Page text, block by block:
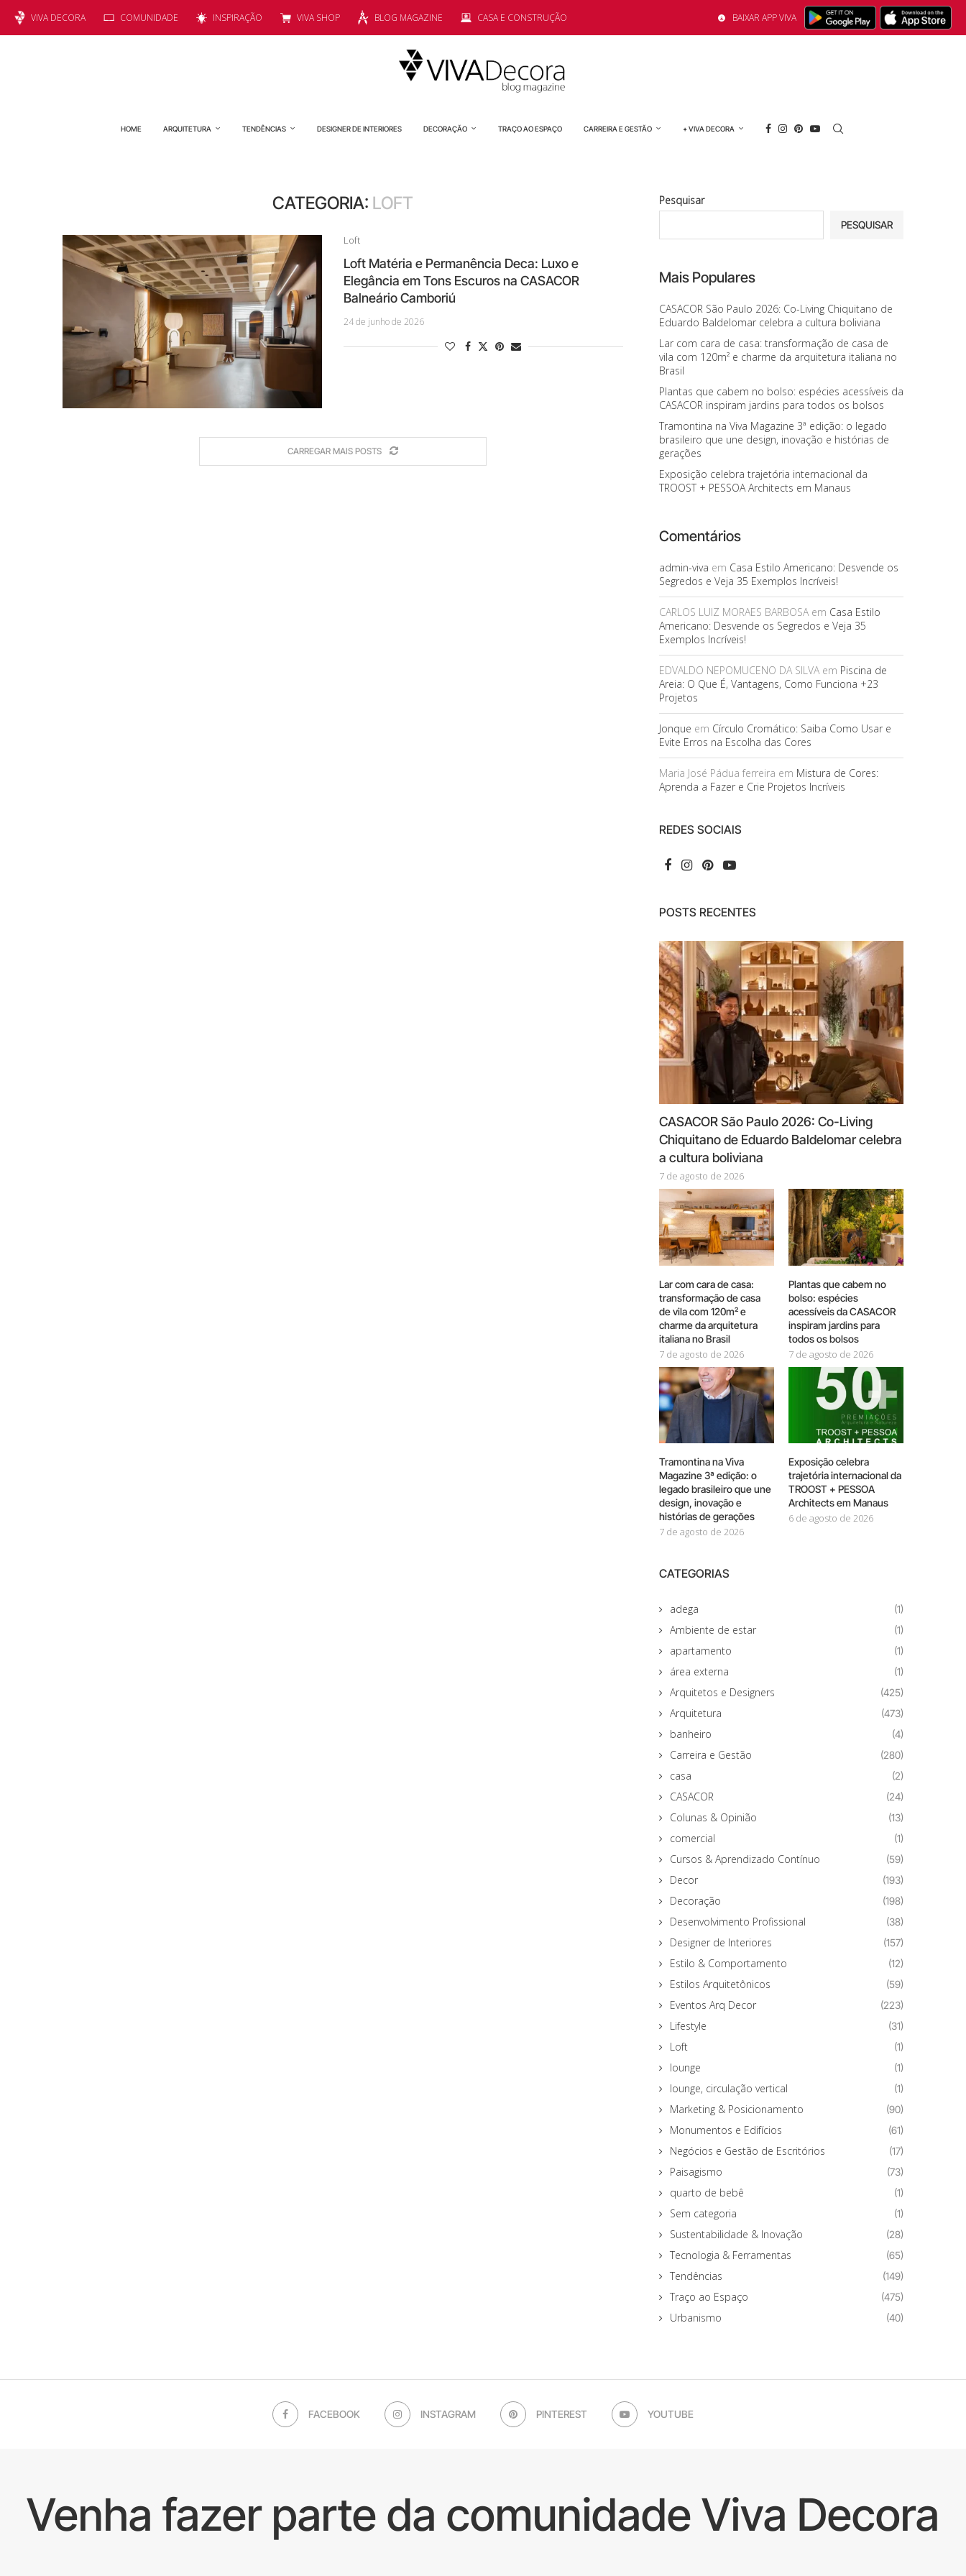
VIVA DECORA COMUNIDADE INSPIRAÇÃO VIVA SHOP BLOG MAGAZINE CASA E CONSTRUÇÃO BAIXAR APP VIVA
HOME ARQUITETURA TENDÊNCIAS DESIGNER DE INTERIORES DECORAÇÃO TRAÇO AO ESPAÇO CARREIRA E GESTÃO + VIVA DECORA
CATEGORIA: LOFT
Loft
Loft Matéria e Permanência Deca: Luxo e
Elegância em Tons Escuros na CASACOR
Balneário Camboriú
24 de junho de 2026
CARREGAR MAIS POSTS
Pesquisar
PESQUISAR
Mais Populares
CASACOR São Paulo 2026: Co-Living Chiquitano de
Eduardo Baldelomar celebra a cultura boliviana
Lar com cara de casa: transformação de casa de
vila com 120m² e charme da arquitetura italiana no
Brasil
Plantas que cabem no bolso: espécies acessíveis da
CASACOR inspiram jardins para todos os bolsos
Tramontina na Viva Magazine 3ª edição: o legado
brasileiro que une design, inovação e histórias de
gerações
Exposição celebra trajetória internacional da
TROOST + PESSOA Architects em Manaus
Comentários
admin-viva em Casa Estilo Americano: Desvende os
Segredos e Veja 35 Exemplos Incríveis!
CARLOS LUIZ MORAES BARBOSAem Casa Estilo
Americano: Desvende os Segredos e Veja 35
Exemplos Incríveis!
EDVALDO NEPOMUCENO DA SILVAem Piscina de
Areia: O Que É, Vantagens, Como Funciona +23
Projetos
Jonque em Círculo Cromático: Saiba Como Usar e
Evite Erros na Escolha das Cores
Maria José Pádua ferreira em Mistura de Cores:
Aprenda a Fazer e Crie Projetos Incríveis
REDES SOCIAIS
POSTS RECENTES
CASACOR São Paulo 2026: Co-Living
Chiquitano de Eduardo Baldelomar celebra
a cultura boliviana
7 de agosto de 2026
Lar com cara de casa:
transformação de casa
de vila com 120m² e
charme da arquitetura
italiana no Brasil
7 de agosto de 2026
Plantas que cabem no
bolso: espécies
acessíveis da CASACOR
inspiram jardins para
todos os bolsos
7 de agosto de 2026
Tramontina na Viva
Magazine 3ª edição: o
legado brasileiro que une
design, inovação e
histórias de gerações
7 de agosto de 2026
Exposição celebra
trajetória internacional da
TROOST + PESSOA
Architects em Manaus
6 de agosto de 2026
CATEGORIAS
adega (1)
Ambiente de estar (1)
apartamento (1)
área externa (1)
Arquitetos e Designers (425)
Arquitetura (473)
banheiro (4)
Carreira e Gestão (280)
casa (2)
CASACOR (24)
Colunas & Opinião (13)
comercial (1)
Cursos & Aprendizado Contínuo (59)
Decor (193)
Decoração (198)
Desenvolvimento Profissional (38)
Designer de Interiores (157)
Estilo & Comportamento (12)
Estilos Arquitetônicos (59)
Eventos Arq Decor (223)
Lifestyle (31)
Loft (1)
lounge (1)
lounge, circulação vertical (1)
Marketing & Posicionamento (90)
Monumentos e Edifícios (61)
Negócios e Gestão de Escritórios (17)
Paisagismo (73)
quarto de bebê (1)
Sem categoria (1)
Sustentabilidade & Inovação (28)
Tecnologia & Ferramentas (65)
Tendências (149)
Traço ao Espaço (475)
Urbanismo (40)
FACEBOOK INSTAGRAM PINTEREST YOUTUBE
Venha fazer parte da comunidade Viva Decora